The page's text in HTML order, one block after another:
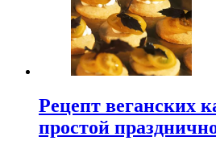
Рецепт веганских
простой